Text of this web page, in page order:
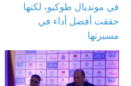
في مونديال طوكيو، لكنها
حققت أفضل أداء في
مسيرتها